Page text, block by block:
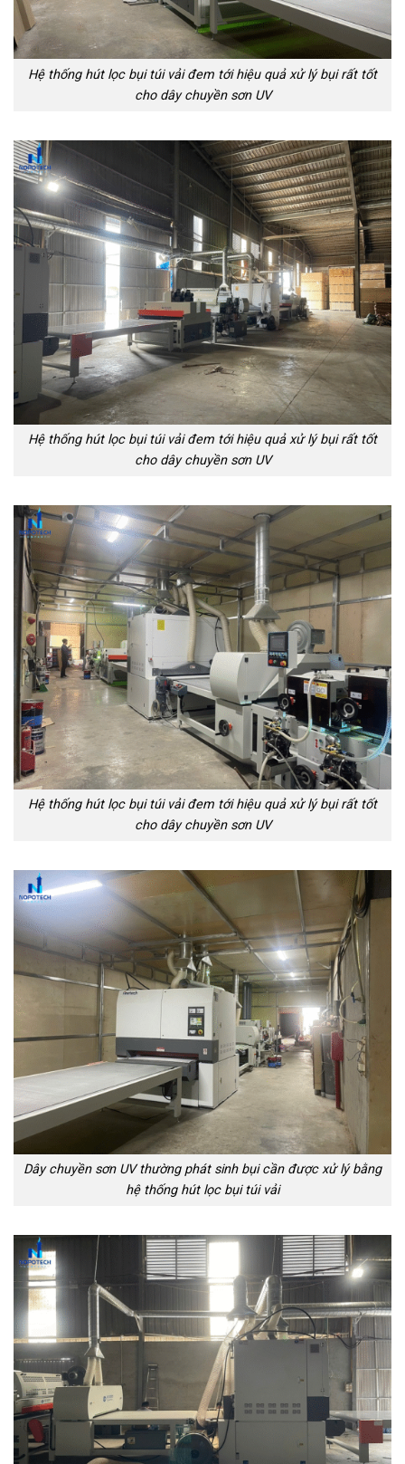
Hệ thống hút lọc bụi túi vải đem tới hiệu quả xử lý bụi rất tốt
cho dây chuyền sơn UV
Hệ thống hút lọc bụi túi vải đem tới hiệu quả xử lý bụi rất tốt
cho dây chuyền sơn UV
Hệ thống hút lọc bụi túi vải đem tới hiệu quả xử lý bụi rất tốt
cho dây chuyền sơn UV
Dây chuyền sơn UV thường phát sinh bụi cần được xử lý bằng
hệ thống hút lọc bụi túi vải